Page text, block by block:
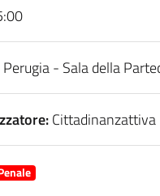
Perugia - Sala della
Cittadinanzattiva